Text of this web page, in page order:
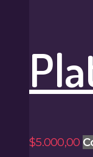
$5.000,00